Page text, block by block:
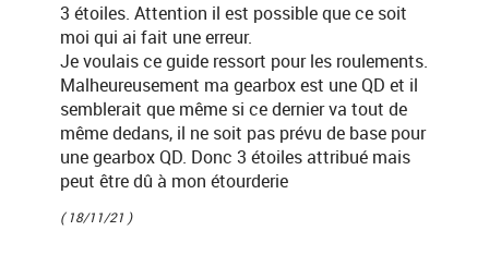
3 étoiles. Attention il est possible que ce soit
moi qui ai fait une erreur.
Je voulais ce guide ressort pour les roulements.
Malheureusement ma gearbox est une QD et il
semblerait que même si ce dernier va tout de
même dedans, il ne soit pas prévu de base pour
une gearbox QD. Donc 3 étoiles attribué mais
peut être dû à mon étourderie
( 18/11/21 )